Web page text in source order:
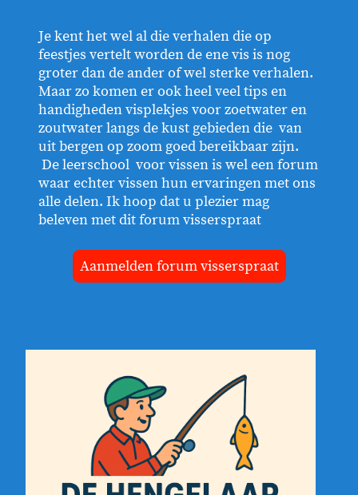
Je kent het wel al die verhalen die op
feestjes vertelt worden de ene vis is nog
groter dan de ander of wel sterke verhalen.
Maar zo komen er ook heel veel tips en
handigheden visplekjes voor zoetwater en
zoutwater langs de kust gebieden die van
uit bergen op zoom goed bereikbaar zijn.
De leerschool voor vissen is wel een forum
waar echter vissen hun ervaringen met ons
alle delen. Ik hoop dat u plezier mag
beleven met dit forum visserspraat
Aanmelden forum visserspraat